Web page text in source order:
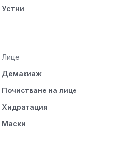
Устни
Лице
Демакиаж
Почистване на лице
Хидратация
Маски